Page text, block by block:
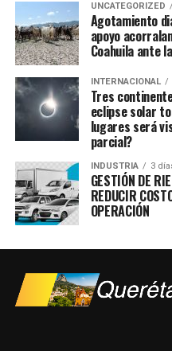
UNCATEGORIZED
Agotamiento
apoyo
Coahuila ante
INTERNACIONAL
Tres
eclipse solar
lugares será
parcial?
INDUSTRIA 3
GESTIÓN DE
REDUCIR
OPERACIÓN